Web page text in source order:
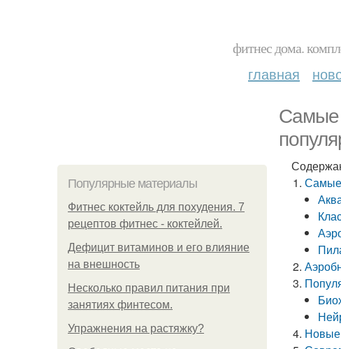
фитнес дома.
главная
Самые
Популярные материалы
Фитнес коктейль для похудения. 7
рецептов фитнес - коктейлей.
Дефицит витаминов и его влияние
на внешность
Несколько правил питания при
занятиях финтесом.
Упражнения на растяжку?
Самые